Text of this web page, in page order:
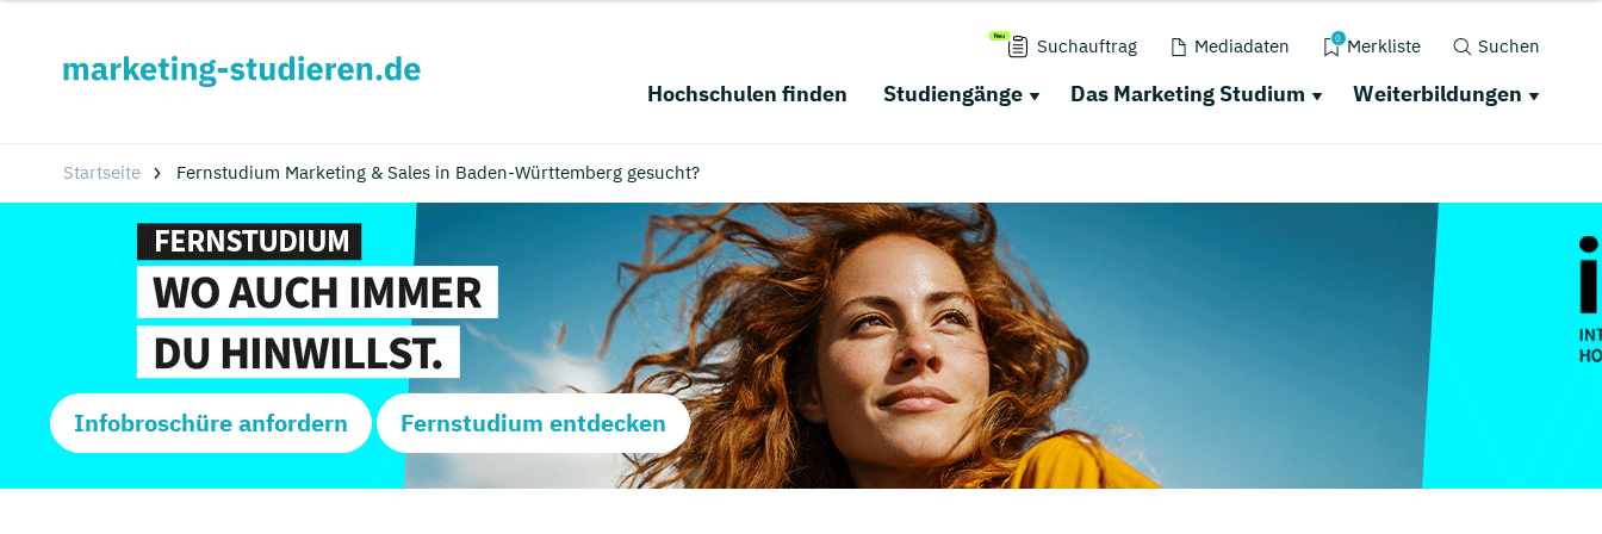
Suchauftrag Mediadaten 0 Merkliste Suchen
Hochschulen finden Studiengänge Das Marketing Studium Weiterbildungen
Startseite Fernstudium Marketing & Sales in Baden-Württemberg gesucht?
Infobroschüre anfordern Fernstudium entdecken